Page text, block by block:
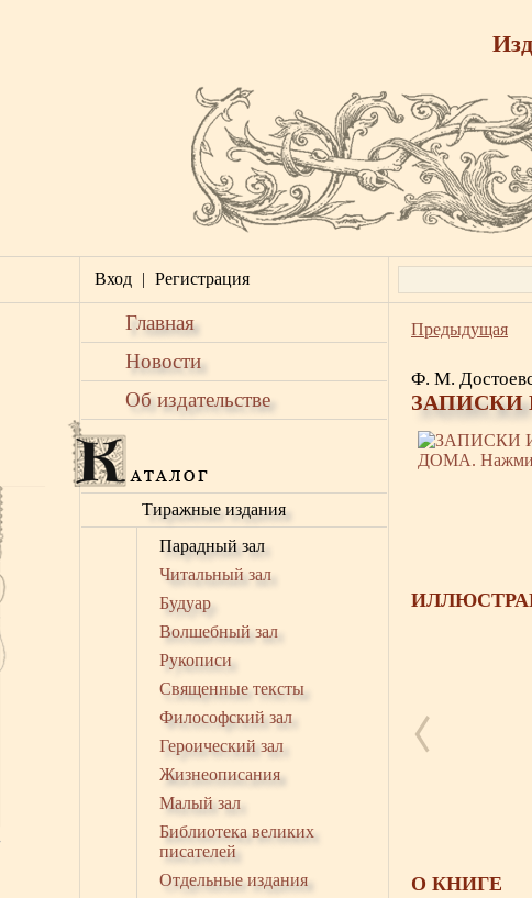
Вход | Регистрация
Главная
Новости
Об издательстве
Тиражные издания
Парадный зал
Читальный зал
Будуар
Волшебный зал
Рукописи
Священные тексты
Философский зал
Героический зал
Жизнеописания
Малый зал
Библиотека великих
писателей
Отдельные издания
Предыдущая
Ф. М.
ЗАПИСКИ
О КНИГЕ